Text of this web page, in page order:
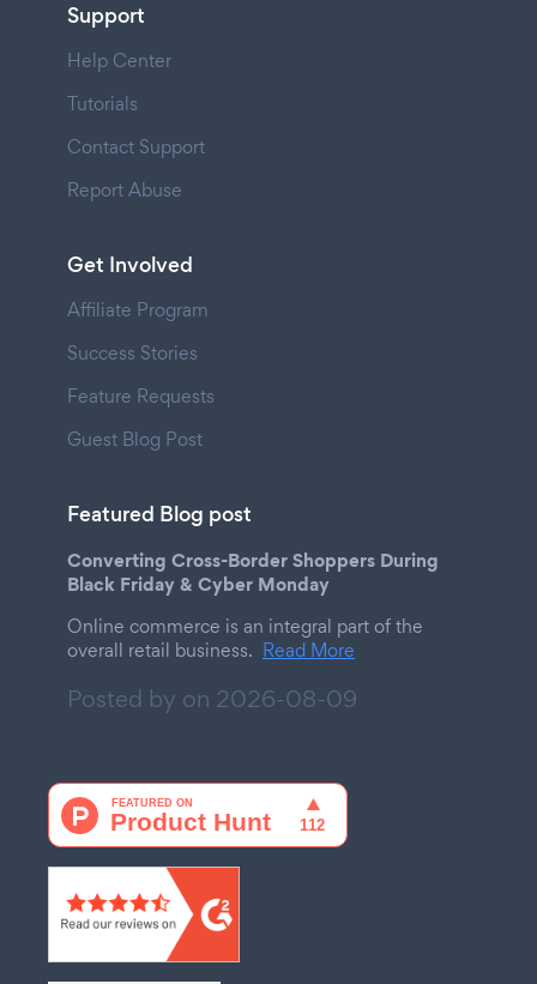
Support
Help Center
Tutorials
Contact Support
Report Abuse
Get Involved
Affiliate Program
Success Stories
Feature Requests
Guest Blog Post
Featured Blog post
Converting Cross-Border Shoppers During
Black Friday & Cyber Monday
Online commerce is an integral part of the
overall retail business. Read More
Posted by on 2026-08-09